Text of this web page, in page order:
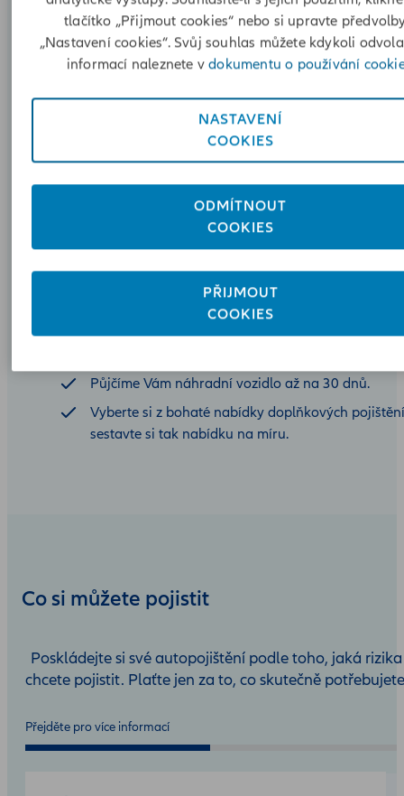
Pokud máte více aut, pojistíme Vám celou flotilu. Stačí
individuální přístup. Sestavte si pojištění na míru. Stala se
nehoda a nevíte si rady? Využijte zdarma naše právní
Zaplatíme za Vás škody až do 150 mil. Kč.
Díky službě přímé likvidace se již nemusíte
Půjčíme Vám náhradní vozidlo až na 30 dnů.
Vyberte si z bohaté nabídky doplňkových
sestavte si tak nabídku na míru.
Co si můžete pojistit
Poskládejte si své autopojištění podle toho, jaká rizika
chcete pojistit. Plaťte jen za to, co skutečně
Přejděte pro více informací
tlačítko „Přijmout cookies“ nebo si upravte
„Nastavení cookies“. Svůj souhlas můžete kdykoli
informací naleznete vdokumentu o používání
NASTAVENÍ
COOKIES
ODMÍTNOUT
COOKIES
PŘIJMOUT
COOKIES